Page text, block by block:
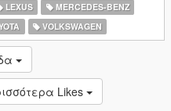
LEXUS
MERCEDES-BENZ
VOLKSWAGEN
Likes